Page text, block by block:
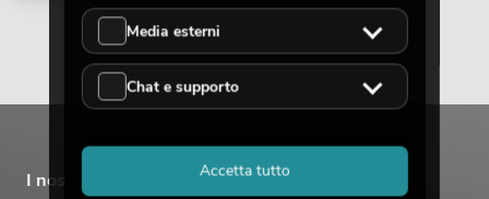
I nostri marchi
Media esterni
Chat e supporto
Accetta tutto